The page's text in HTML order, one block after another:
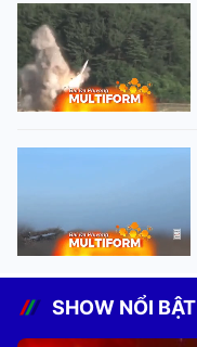
SHOW NỔI BẬT